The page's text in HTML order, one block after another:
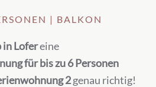
| BALKON
in Lofereine
für bis zu 6 Personen
2genau richtig!